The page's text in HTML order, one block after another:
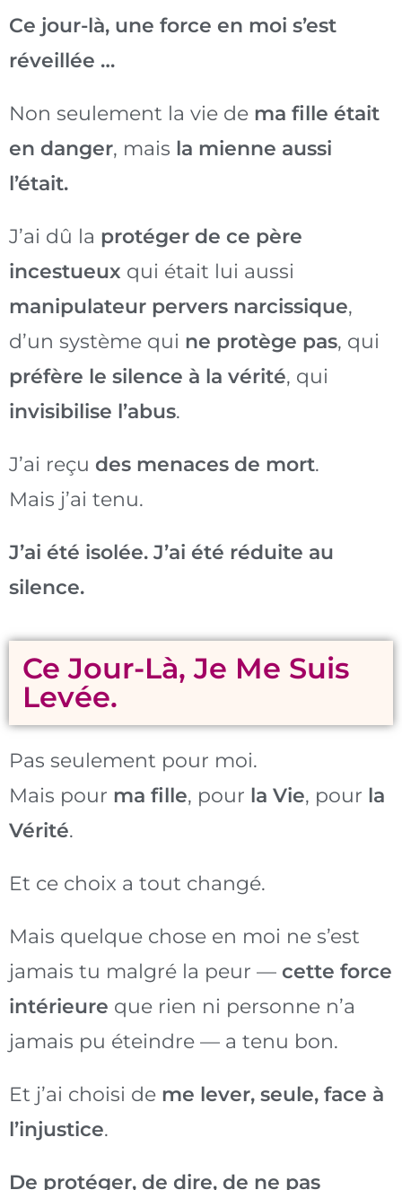
Ce jour-là, une force en moi s’est
réveillée …
Non seulement la vie de ma fille était
en danger, mais la mienne aussi
l’était.
J’ai dû la protéger de ce père
incestueux qui était lui aussi
manipulateur pervers narcissique,
d’un système qui ne protège pas, qui
préfère le silence à la vérité, qui
invisibilise l’abus.
J’ai reçu des menaces de mort.
Mais j’ai tenu.
J’ai été isolée. J’ai été réduite au
silence.
Ce Jour-Là, Je Me Suis
Levée.
Pas seulement pour moi.
Mais pour ma fille, pour la Vie, pour la
Vérité.
Et ce choix a tout changé.
Mais quelque chose en moi ne s’est
jamais tu malgré la peur — cette force
intérieure que rien ni personne n’a
jamais pu éteindre — a tenu bon.
Et j’ai choisi de me lever, seule, face à
l’injustice.
De protéger, de dire, de ne pas